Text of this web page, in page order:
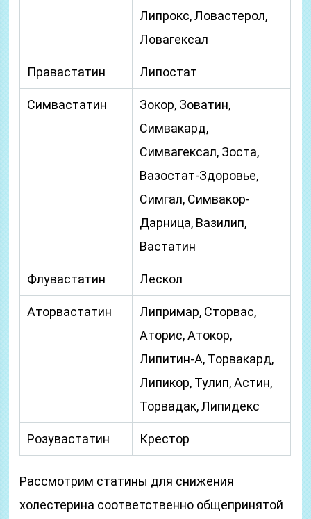
Липрокс, Ловастерол,
Ловагексал
Правастатин Липостат
Симвастатин
Зокор, Зоватин,
Симвакард,
Симвагексал, Зоста,
Вазостат-Здоровье,
Симгал, Симвакор-
Дарница, Вазилип,
Вастатин
Флувастатин Лескол
Аторвастатин
Липримар, Сторвас,
Аторис, Атокор,
Липитин-А, Торвакард,
Липикор, Тулип, Астин,
Торвадак, Липидекс
Розувастатин Крестор
Рассмотрим статины для снижения
холестерина соответственно общепринятой